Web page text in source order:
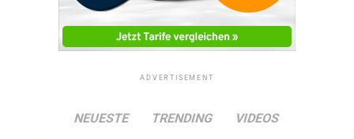
ADVERTISEMENT
NEUESTE TRENDING VIDEOS